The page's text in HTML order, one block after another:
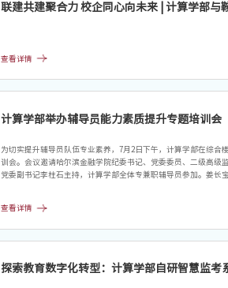
联建共建聚合力 校企同心向未来 | 计算学部与
查看详情
计算学部举办辅导员能力素质提升专题培训会
为切实提升辅导员队伍专业素养，7月2日下午，计算学部在综合
训会。会议邀请哈尔滨金融学院纪委书记、党委委员、二级高级
党委副书记李柱石主持，计算学部全体专兼职辅导员参加。姜长
剖析辅导员队伍专业化、职业化、专家化建设的实践路径，提出
查看详情
探索教育数字化转型：计算学部自研智慧监